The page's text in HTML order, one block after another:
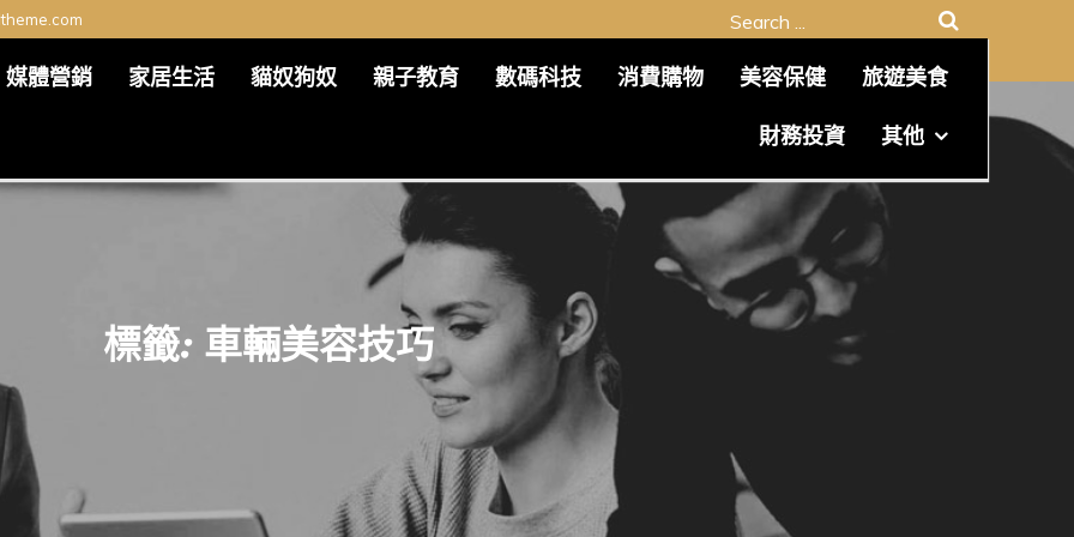
Search
媒體營銷 家居生活 貓奴狗奴 親子教育 數碼科技 消費購物 美容保健 旅遊美食
財務投資 其他
標籤: 車輛美容技巧